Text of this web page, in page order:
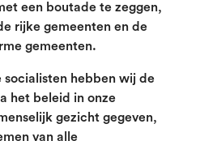
een boutade te zeggen,
rijke gemeenten en de
gemeenten.
socialisten hebben wij de
het beleid in onze
gezicht gegeven,
van alle